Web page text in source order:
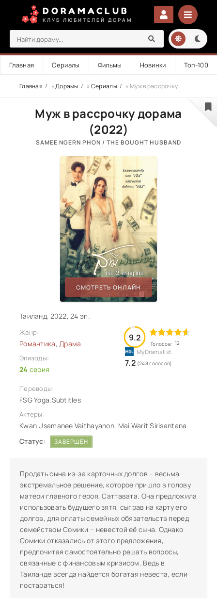
DORAMACLUB
КЛУБ ЛЮБИТЕЛЕЙ ДОРАМ
Главная Сериалы Фильмы Новинки Топ-100
Главная »Дорамы » Сериалы » Муж в рассрочку
Муж в рассрочку дорама
(2022)
SAMEE NGERN PHON / THE BOUGHT HUSBAND
СМОТРЕТЬ ОНЛАЙН
Таиланд, 2022, 24 эп.
Жанр:
Романтика,Драма
Эпизоды:
24 серия
9.2
Голосов: 12
7.2 (248 голосов)
Переводы:
FSG Yoga.Subtitles
Актеры:
Kwan Usamanee Vaithayanon, Mai Warit Sirisantana
Статус:
ЗАВЕРШЁН
Продать сына из-за карточных долгов – весьма
экстремальное решение, которое пришло в голову
матери главного героя, Саттавата. Она предложила
использовать будущего зятя, сыграв на карту его
долгов, для оплаты семейных обязательств перед
семейством Сомики – невестой её сына. Однако
Сомики отказались от этого предложения,
предпочитая самостоятельно решать вопросы,
связанные с финансовым кризисом. Ведь в
Таиланде всегда найдется богатая невеста, если
постараться!